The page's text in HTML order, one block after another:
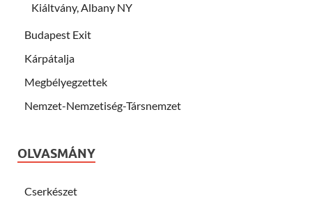
Kiáltvány, Albany NY
Budapest Exit
Kárpátalja
Megbélyegzettek
Nemzet-Nemzetiség-Társnemzet
OLVASMÁNY
Cserkészet